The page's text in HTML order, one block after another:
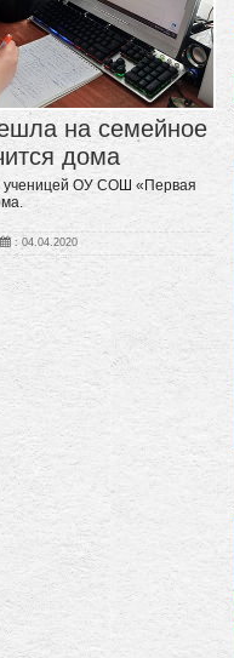
на семейное
дома
ученицей ОУ СОШ «Первая
:04.04.2020